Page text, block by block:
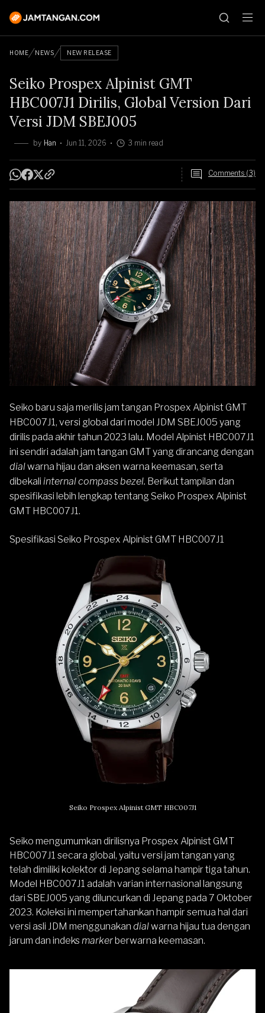
HOME NEWS NEW RELEASE
Seiko Prospex Alpinist GMT
HBC007J1 Dirilis, Global Version Dari
Versi JDM SBEJ005
by Han Jun 11, 2026 3 min read
Comments (3)
Seiko baru saja merilis jam tangan Prospex AlpinistGMT
HBC007J1, versi global dari model JDM SBEJ005 yang
dirilis pada akhir tahun 2023 lalu. Model Alpinist HBC007J1
ini sendiri adalah jam tangan GMT yang dirancang dengan
dialwarna hijau dan aksen warna keemasan, serta
dibekali internal compass bezel. Berikut tampilan dan
spesifikasi lebih lengkap tentang Seiko Prospex Alpinist
GMT HBC007J1.
Spesifikasi Seiko Prospex Alpinist GMT HBC007J1
Seiko Prospex Alpinist GMT HBC007J1
Seiko mengumumkan dirilisnya Prospex Alpinist GMT
HBC007J1 secara global, yaitu versi jam tangan yang
telah dimiliki kolektor di Jepang selama hampir tiga tahun.
Model HBC007J1 adalah varian internasional langsung
dari SBEJ005 yang diluncurkan di Jepang pada 7 Oktober
2023. Koleksi ini mempertahankan hampir semua hal dari
versi asli JDM menggunakan dialwarna hijau tua dengan
jarum dan indeksmarkerberwarna keemasan.